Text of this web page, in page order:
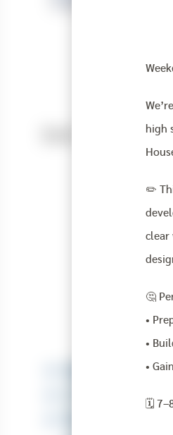
high
✏️
clear
🤔
•
•
•
🗓